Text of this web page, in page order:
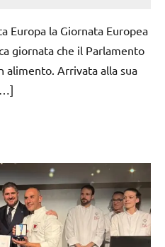
Europa la Giornata Europea
giornata che il Parlamento
alimento. Arrivata alla sua